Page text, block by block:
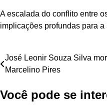
A escalada do conflito entre
implicações profundas para
Navegação
Post
José Leonir Souza Silva
Marcelino Pires
Você pode se